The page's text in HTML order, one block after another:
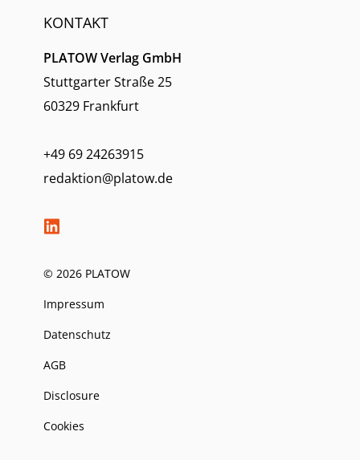
KONTAKT
PLATOW Verlag GmbH
Stuttgarter Straße 25
60329 Frankfurt
+49 69 24263915
redaktion@platow.de
© 2026 PLATOW
Impressum
Datenschutz
AGB
Disclosure
Cookies